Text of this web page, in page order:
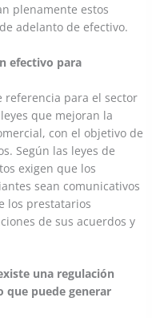
plenamente estos
adelanto de efectivo.
efectivo para
referencia para el sector
que mejoran la
con el objetivo de
Según las leyes de
exigen que los
sean comunicativos
los prestatarios
de sus acuerdos y
una regulación
que puede generar